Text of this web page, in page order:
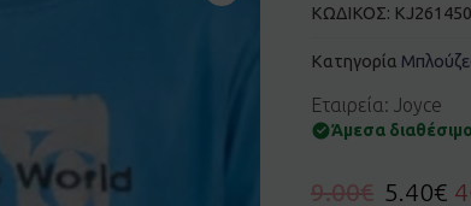
ΚΩΔΙΚΟΣ:
Κατηγορία
Εταιρεία: Joyce
Άμεσα διαθέσιμο
9.00€ 5.40€